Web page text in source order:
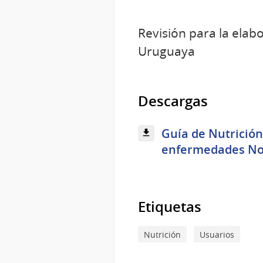
Revisión para la
Uruguaya
Descargas
Guía de
enfermedades
Etiquetas
Nutrición Usuarios